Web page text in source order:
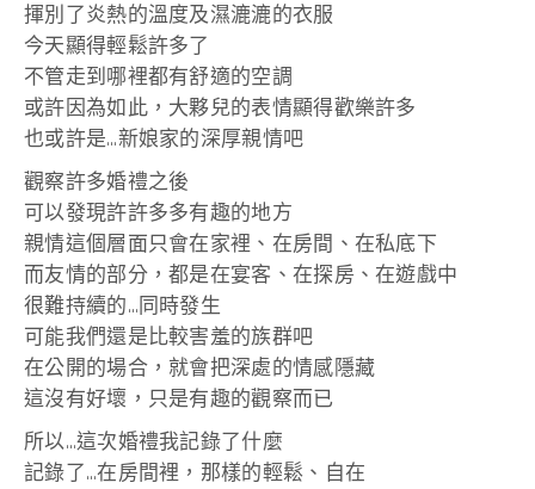
揮別了炎熱的溫度及濕漉漉的衣服
今天顯得輕鬆許多了
不管走到哪裡都有舒適的空調
或許因為如此，大夥兒的表情顯得歡樂許多
也或許是…新娘家的深厚親情吧
觀察許多婚禮之後
可以發現許許多多有趣的地方
親情這個層面只會在家裡、在房間、在私底下
而友情的部分，都是在宴客、在探房、在遊戲中
很難持續的…同時發生
可能我們還是比較害羞的族群吧
在公開的場合，就會把深處的情感隱藏
這沒有好壞，只是有趣的觀察而已
所以…這次婚禮我記錄了什麼
記錄了…在房間裡，那樣的輕鬆、自在